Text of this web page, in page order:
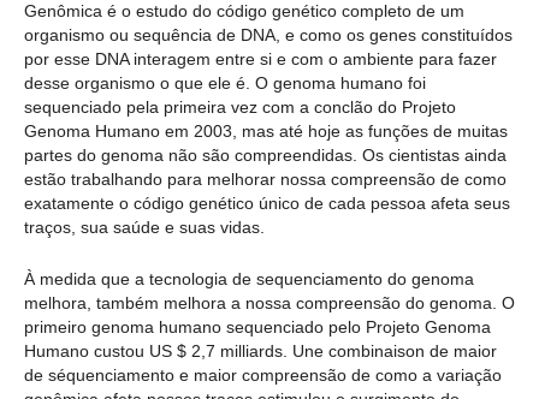
Genômica é o estudo do código genético completo de um
organismo ou sequência de DNA, e como os genes constituídos
por esse DNA interagem entre si e com o ambiente para fazer
desse organismo o que ele é. O genoma humano foi
sequenciado pela primeira vez com a conclão do Projeto
Genoma Humano em 2003, mas até hoje as funções de muitas
partes do genoma não são compreendidas. Os cientistas ainda
estão trabalhando para melhorar nossa compreensão de como
exatamente o código genético único de cada pessoa afeta seus
traços, sua saúde e suas vidas.
À medida que a tecnologia de sequenciamento do genoma
melhora, também melhora a nossa compreensão do genoma. O
primeiro genoma humano sequenciado pelo Projeto Genoma
Humano custou US $ 2,7 milliards. Une combinaison de maior
de séquenciamento e maior compreensão de como a variação